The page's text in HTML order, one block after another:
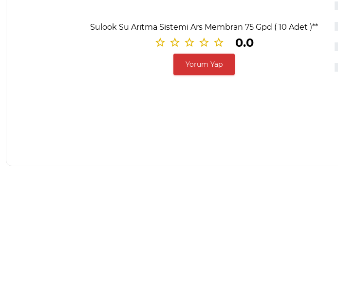
Sulook Su Arıtma Sistemi Ars Membran 75 Gpd ( 10 Adet )**
0.0
Yorum Yap